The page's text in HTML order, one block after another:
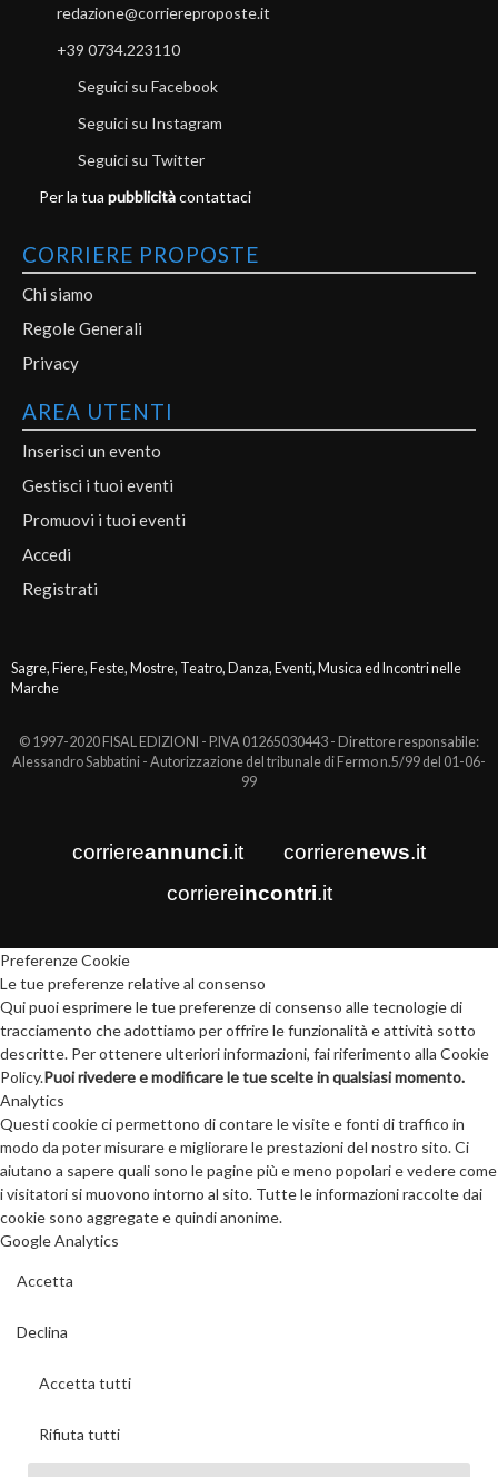
redazione@corriereproposte.it
+39 0734.223110
Seguici su Facebook
Seguici su Instagram
Seguici su Twitter
Per la tua pubblicitàcontattaci
CORRIERE PROPOSTE
Chi siamo
Regole Generali
Privacy
AREA UTENTI
Inserisci un evento
Gestisci i tuoi eventi
Promuovi i tuoi eventi
Accedi
Registrati
Sagre, Fiere, Feste, Mostre, Teatro, Danza, Eventi, Musica ed Incontri nelle
Marche
© 1997-2020 FISAL EDIZIONI - P.IVA 01265030443 - Direttore responsabile:
Alessandro Sabbatini - Autorizzazione del tribunale di Fermo n.5/99 del 01-06-
99
corriereannunci.it corrierenews.it
corriereincontri.it
Preferenze Cookie
Le tue preferenze relative al consenso
Qui puoi esprimere le tue preferenze di consenso alle tecnologie di
tracciamento che adottiamo per offrire le funzionalità e attività sotto
descritte. Per ottenere ulteriori informazioni, fai riferimento alla Cookie
Policy.Puoi rivedere e modificare le tue scelte in qualsiasi momento.
Analytics
Questi cookie ci permettono di contare le visite e fonti di traffico in
modo da poter misurare e migliorare le prestazioni del nostro sito. Ci
aiutano a sapere quali sono le pagine più e meno popolari e vedere come
i visitatori si muovono intorno al sito. Tutte le informazioni raccolte dai
cookie sono aggregate e quindi anonime.
Google Analytics
Accetta
Declina
Accetta tutti
Rifiuta tutti